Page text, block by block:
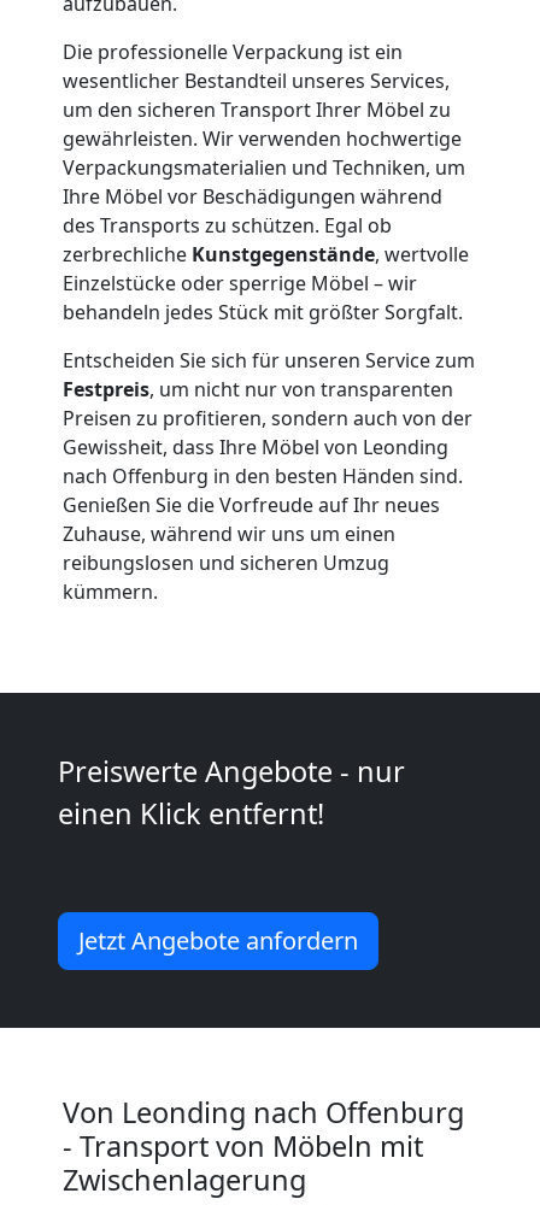
Die professionelle Verpackung ist ein
wesentlicher Bestandteil unseres Services,
um den sicheren Transport Ihrer Möbel zu
gewährleisten. Wir verwenden hochwertige
Verpackungsmaterialien und Techniken, um
Ihre Möbel vor Beschädigungen während
des Transports zu schützen. Egal ob
zerbrechliche Kunstgegenstände, wertvolle
Einzelstücke oder sperrige Möbel – wir
behandeln jedes Stück mit größter Sorgfalt.
Entscheiden Sie sich für unseren Service zum
Festpreis, um nicht nur von transparenten
Preisen zu profitieren, sondern auch von der
Gewissheit, dass Ihre Möbel von Leonding
nach Offenburg in den besten Händen sind.
Genießen Sie die Vorfreude auf Ihr neues
Zuhause, während wir uns um einen
reibungslosen und sicheren Umzug
kümmern.
Preiswerte Angebote - nur
einen Klick entfernt!
Jetzt Angebote anfordern
Von Leonding nach Offenburg
- Transport von Möbeln mit
Zwischenlagerung
Lagerung
Leonding
Full-
Service-
Umzug
Leonding
Qualitäts-
Umzüge
Vereinsumzug
Leonding
Möbeltransport
Möbeltransport
International